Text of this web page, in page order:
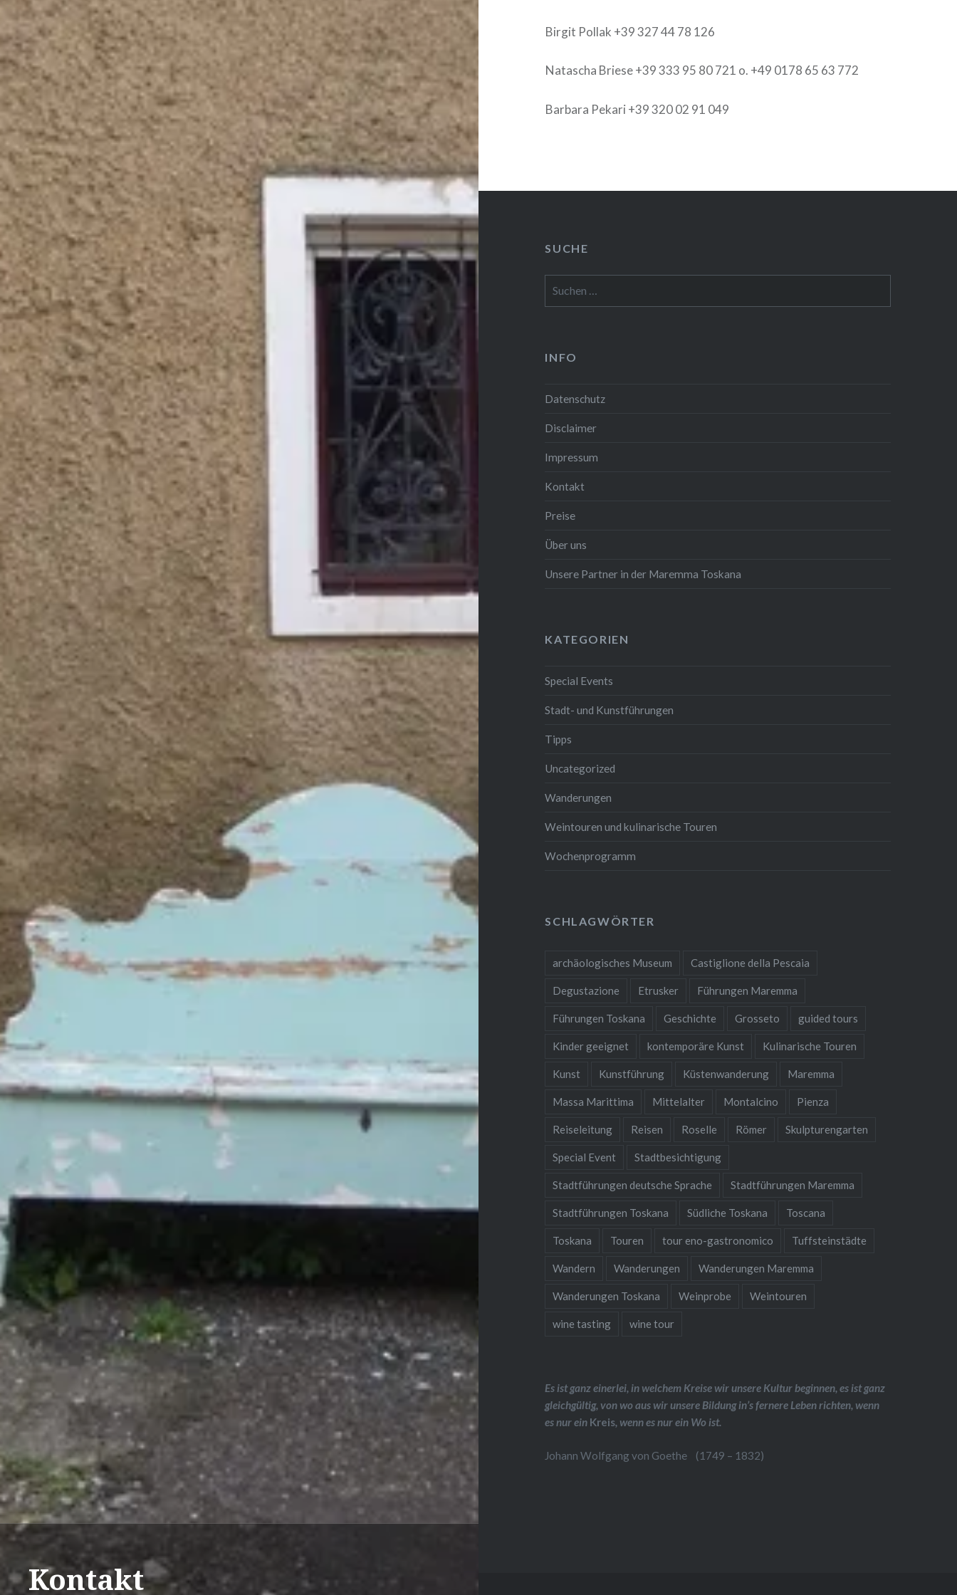
Kontakt
Birgit Pollak +39 327 44 78 126
Natascha Briese +39 333 95 80 721 o. +49 0178 65 63 772
Barbara Pekari +39 320 02 91 049
SUCHE
INFO
Datenschutz
Disclaimer
Impressum
Kontakt
Preise
Über uns
Unsere Partner in der Maremma Toskana
KATEGORIEN
Special Events
Stadt- und Kunstführungen
Tipps
Uncategorized
Wanderungen
Weintouren und kulinarische Touren
Wochenprogramm
SCHLAGWÖRTER
archäologisches Museum Castiglione della Pescaia
Degustazione Etrusker Führungen Maremma
Führungen Toskana Geschichte Grosseto guided tours
Kinder geeignet kontemporäre Kunst Kulinarische Touren
Kunst Kunstführung Küstenwanderung Maremma
Massa Marittima Mittelalter Montalcino Pienza
Reiseleitung Reisen Roselle Römer Skulpturengarten
Special Event Stadtbesichtigung
Stadtführungen deutsche Sprache Stadtführungen Maremma
Stadtführungen Toskana Südliche Toskana Toscana
Toskana Touren tour eno-gastronomico Tuffsteinstädte
Wandern Wanderungen Wanderungen Maremma
Wanderungen Toskana Weinprobe Weintouren
wine tasting wine tour
Es ist ganz einerlei, in welchem Kreise wir unsere Kultur beginnen, es ist ganz
gleichgültig, von wo aus wir unsere Bildung in’s fernere Leben richten, wenn
es nur ein Kreis, wenn es nur ein Wo ist.
Johann Wolfgang von Goethe (1749 – 1832)